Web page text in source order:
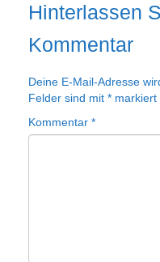
Hinterlassen
Kommentar
Deine E-Mail-Adresse
Felder sind mit * markiert
Kommentar *